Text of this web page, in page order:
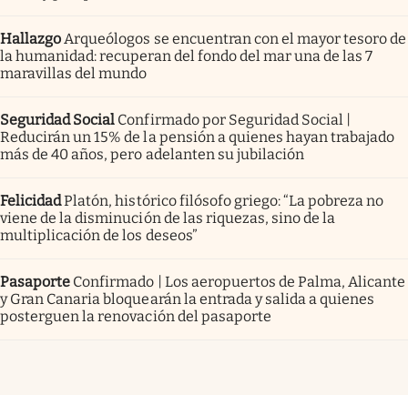
Hallazgo Arqueólogos se encuentran con el mayor tesoro de
la humanidad: recuperan del fondo del mar una de las 7
maravillas del mundo
Seguridad Social Confirmado por Seguridad Social |
Reducirán un 15% de la pensión a quienes hayan trabajado
más de 40 años, pero adelanten su jubilación
FelicidadPlatón, histórico filósofo griego: “La pobreza no
viene de la disminución de las riquezas, sino de la
multiplicación de los deseos”
Pasaporte Confirmado | Los aeropuertos de Palma, Alicante
y Gran Canaria bloquearán la entrada y salida a quienes
posterguen la renovación del pasaporte